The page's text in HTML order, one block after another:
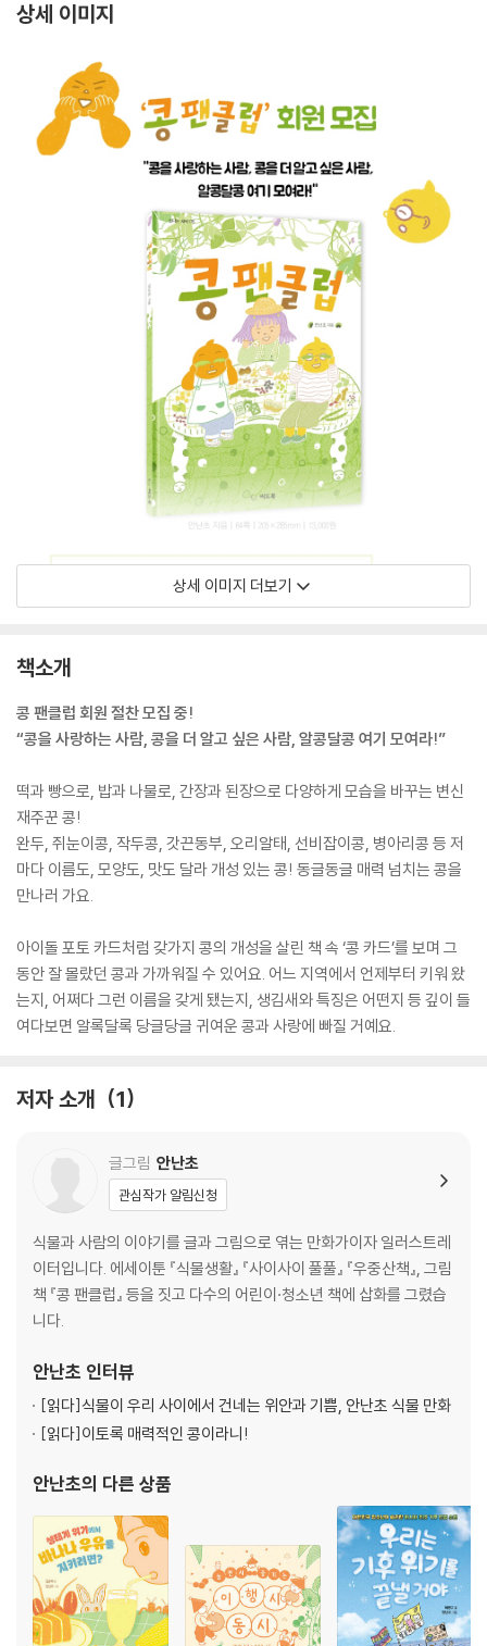
상세 이미지
상세 이미지 더보기
책소개
콩 팬클럽 회원 절찬 모집 중!
“콩을 사랑하는 사람, 콩을 더 알고 싶은 사람, 알콩달콩 여기 모여라!”
떡과 빵으로, 밥과 나물로, 간장과 된장으로 다양하게 모습을 바꾸는 변신
재주꾼 콩!
완두, 쥐눈이콩, 작두콩, 갓끈동부, 오리알태, 선비잡이콩, 병아리콩 등 저
마다 이름도, 모양도, 맛도 달라 개성 있는 콩! 동글동글 매력 넘치는 콩을
만나러 가요.
아이돌 포토 카드처럼 갖가지 콩의 개성을 살린 책 속 ‘콩 카드’를 보며 그
동안 잘 몰랐던 콩과 가까워질 수 있어요. 어느 지역에서 언제부터 키워 왔
는지, 어쩌다 그런 이름을 갖게 됐는지, 생김새와 특징은 어떤지 등 깊이 들
여다보면 알록달록 당글당글 귀여운 콩과 사랑에 빠질 거예요.
저자 소개 1
글그림 안난초
관심작가 알림신청
식물과 사람의 이야기를 글과 그림으로 엮는 만화가이자 일러스트레
이터입니다. 에세이툰 『식물생활』 『사이사이 풀풀』 『우중산책』, 그림
책 『콩 팬클럽』 등을 짓고 다수의 어린이·청소년 책에 삽화를 그렸습
니다.
안난초 인터뷰
[읽다]식물이 우리 사이에서 건네는 위안과 기쁨, 안난초 식물 만화
[읽다]이토록 매력적인 콩이라니!
안난초의 다른 상품